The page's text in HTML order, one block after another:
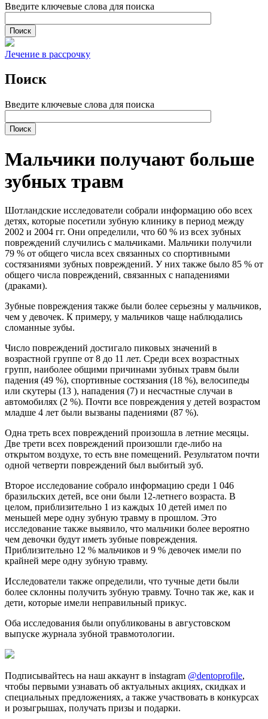
Введите ключевые слова для поиска
Лечение в рассрочку
Поиск
Введите ключевые слова для поиска
Мальчики получают больше
зубных травм
Шотландские исследователи собрали информацию обо всех
детях, которые посетили зубную клинику в период между
2002 и 2004 гг. Они определили, что 60 % из всех зубных
повреждений случились с мальчиками. Мальчики получили
79 % от общего числа всех связанных со спортивными
состязаниями зубных повреждений. У них также было 85 % от
общего числа повреждений, связанных с нападениями
(драками).
Зубные повреждения также были более серьезны у мальчиков,
чем у девочек. К примеру, у мальчиков чаще наблюдались
сломанные зубы.
Число повреждений достигало пиковых значений в
возрастной группе от 8 до 11 лет. Среди всех возрастных
групп, наиболее общими причинами зубных травм были
падения (49 %), спортивные состязания (18 %), велосипеды
или скутеры (13 ), нападения (7) и несчастные случаи в
автомобилях (2 %). Почти все повреждения у детей возрастом
младше 4 лет были вызваны падениями (87 %).
Одна треть всех повреждений произошла в летние месяцы.
Две трети всех повреждений произошли где-либо на
открытом воздухе, то есть вне помещений. Результатом почти
одной четверти повреждений был выбитый зуб.
Второе исследование собрало информацию среди 1 046
бразильских детей, все они были 12-летнего возраста. В
целом, приблизительно 1 из каждых 10 детей имел по
меньшей мере одну зубную травму в прошлом. Это
исследование также выявило, что мальчики более вероятно
чем девочки будут иметь зубные повреждения.
Приблизительно 12 % мальчиков и 9 % девочек имели по
крайней мере одну зубную травму.
Исследователи также определили, что тучные дети были
более склонны получить зубную травму. Точно так же, как и
дети, которые имели неправильный прикус.
Оба исследования были опубликованы в августовском
выпуске журнала зубной травмотологии.
Подписывайтесь на наш аккаунт в instagram @dentoprofile,
чтобы первыми узнавать об актуальных акциях, скидках и
специальных предложениях, а также участвовать в конкурсах
и розыгрышах, получать призы и подарки.